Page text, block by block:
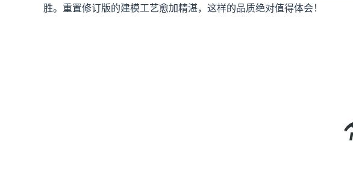
胜。重置修订版的建模工艺愈加精湛，这样的品质绝对值得体会！